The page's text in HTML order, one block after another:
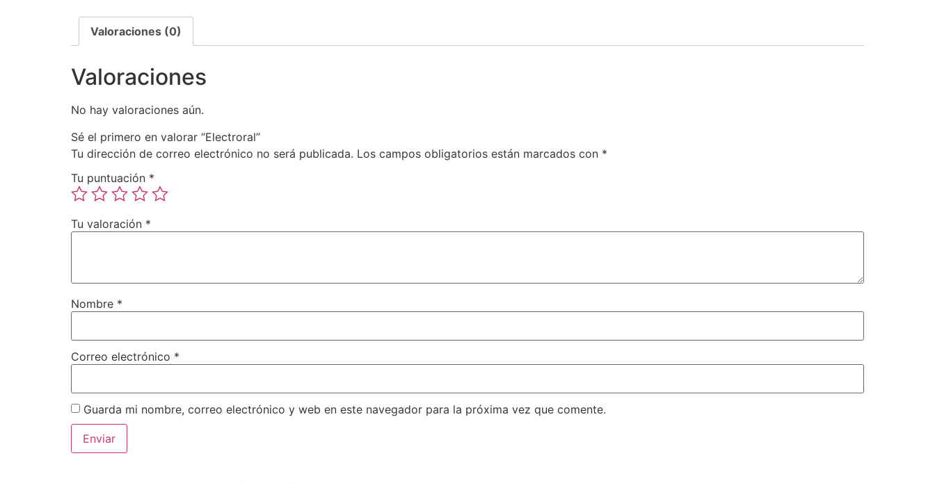
Valoraciones (0)
Valoraciones
No hay valoraciones aún.
Sé el primero en valorar “Electroral”
Tu dirección de correo electrónico no será publicada. Los campos obligatorios están marcados con *
Tu puntuación *
Tu valoración *
Nombre *
Correo electrónico *
Guarda mi nombre, correo electrónico y web en este navegador para la próxima vez que comente.